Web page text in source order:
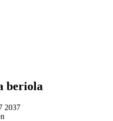
beriola
2037